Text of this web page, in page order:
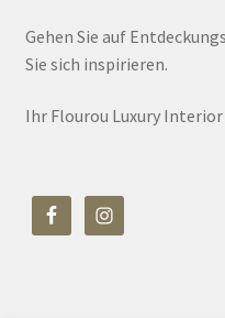
Gehen Sie auf
Sie sich inspirieren.
Ihr Flourou Luxury